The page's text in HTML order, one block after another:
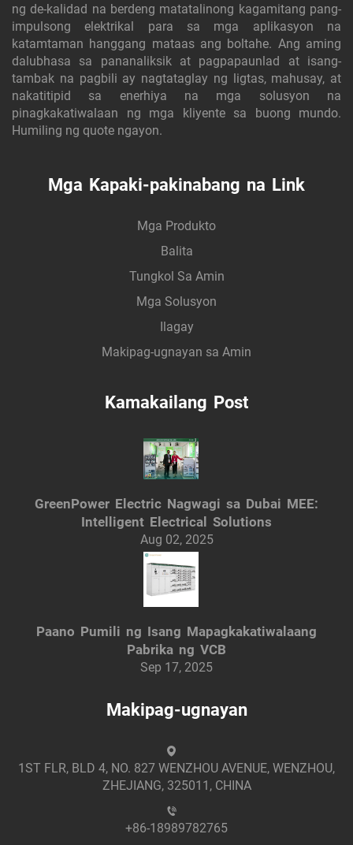
ng de-kalidad na berdeng matatalinong kagamitang pang-
impulsong elektrikal para sa mga aplikasyon na
katamtaman hanggang mataas ang boltahe. Ang aming
dalubhasa sa pananaliksik at pagpapaunlad at isang-
tambak na pagbili ay nagtataglay ng ligtas, mahusay, at
nakatitipid sa enerhiya na mga solusyon na
pinagkakatiwalaan ng mga kliyente sa buong mundo.
Humiling ng quote ngayon.
Mga Kapaki-pakinabang na Link
Mga Produkto
Balita
Tungkol Sa Amin
Mga Solusyon
Ilagay
Makipag-ugnayan sa Amin
Kamakailang Post
GreenPower Electric Nagwagi sa Dubai MEE:
Intelligent Electrical Solutions
Aug 02, 2025
Paano Pumili ng Isang Mapagkakatiwalaang
Pabrika ng VCB
Sep 17, 2025
Makipag-ugnayan
1ST FLR, BLD 4, NO. 827 WENZHOU AVENUE, WENZHOU,
ZHEJIANG, 325011, CHINA
+86-18989782765